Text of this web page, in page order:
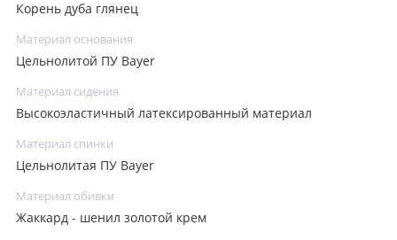
Корень дуба глянец
Материал основания
Цельнолитой ПУ Bayer
Материал сидения
Высокоэластичный латексированный материал
Материал спинки
Цельнолитая ПУ Bayer
Материал обивки
Жаккард - шенил золотой крем